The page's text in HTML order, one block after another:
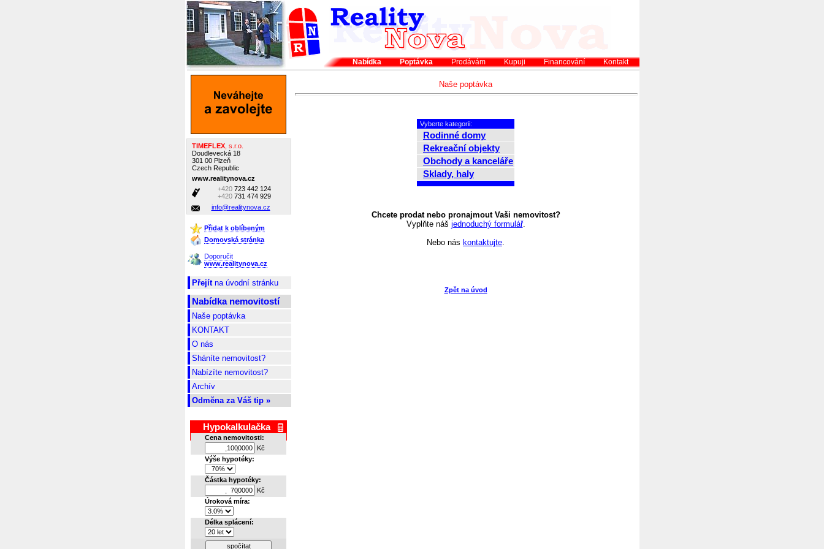
Nabídka Poptávka Prodávám Kupuji Financování Kontakt
TIMEFLEX, s.r.o.
Doudlevecká 18
301 00 Plzeň
Czech Republic
www.realitynova.cz
+420723 442 124
+420731 474 929
info@realitynova.cz
Přidat k oblíbeným
Domovská stránka
Doporučit
www.realitynova.cz
Přejítna úvodní stránku
Nabídka nemovitostí
Naše poptávka
KONTAKT
O nás
Sháníte nemovitost?
Nabízíte nemovitost?
Archív
Odměna za Váš tip »
Hypokalkulačka
Cena nemovitosti:
Kč
.
.
Výše hypotéky:
Částka hypotéky:
Kč
.
.
Úroková míra:
Délka splácení:
spočítat
Naše poptávka
Vyberte kategorii:
Rodinné domy
Rekreační objekty
Obchody a kanceláře
Sklady, haly
Chcete prodat nebo pronajmout Vaši nemovitost?
Vyplňte náš jednoduchý formulář.
Nebo nás kontaktujte.
Zpět na úvod